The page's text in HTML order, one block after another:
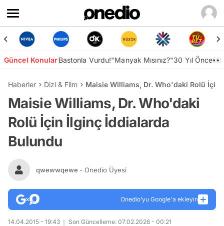
Güncel KonularBastonla Vurdu!"Manyak Mısınız?"30 Yıl Önce👀
Haberler Dizi & Film Maisie Williams, Dr. Who'daki Rolü
Maisie Williams, Dr. Who'daki
Rolü İçin İlginç İddialarda
Bulundu
qwewwqewe - Onedio Üyesi
Onedio’yu Google'a ekleyin
14.04.2015 - 19:43 Son Güncelleme: 07.02.2026 - 00:21